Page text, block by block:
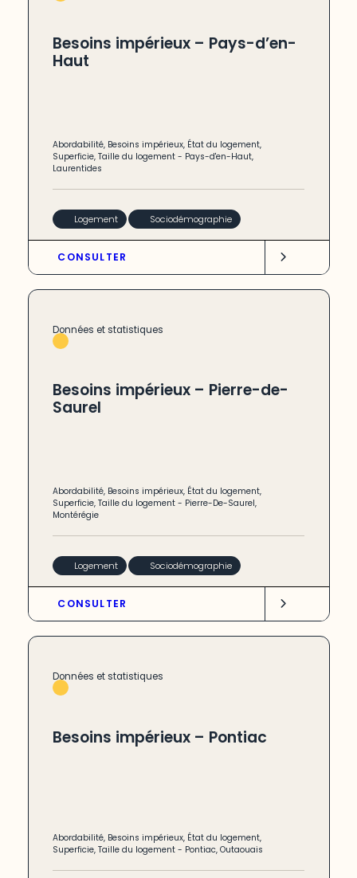
Besoins impérieux – Pays-d’en-
Haut
Abordabilité, Besoins impérieux, État du logement,
Superficie,Taille du logement - Pays-d'en-Haut,
Laurentides
Logement Sociodémographie
CONSULTER
Données et statistiques
Besoins impérieux – Pierre-de-
Saurel
Abordabilité, Besoins impérieux, État du logement,
Superficie,Taille du logement - Pierre-De-Saurel,
Montérégie
Logement Sociodémographie
CONSULTER
Données et statistiques
Besoins impérieux – Pontiac
Abordabilité, Besoins impérieux, État du logement,
Superficie,Taille du logement - Pontiac,Outaouais